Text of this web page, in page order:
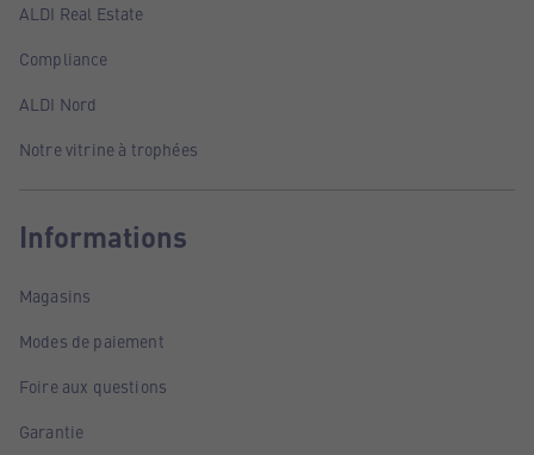
ALDI Real Estate
Compliance
ALDI Nord
Notre vitrine à trophées
Informations
Magasins
Modes de paiement
Foire aux questions
Garantie